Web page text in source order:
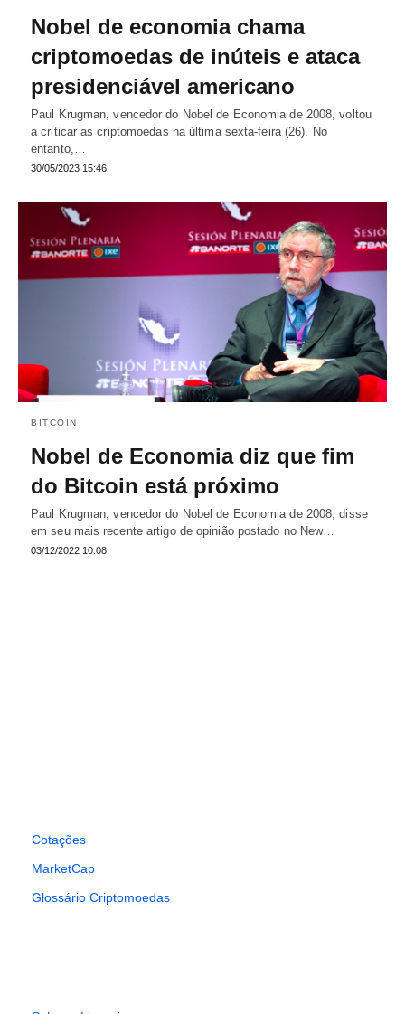
Nobel de economia chama
criptomoedas de inúteis e ataca
presidenciável americano
Paul Krugman, vencedor do Nobel de Economia de 2008, voltou
a criticar as criptomoedas na última sexta-feira (26). No
entanto,…
30/05/2023 15:46
BITCOIN
Nobel de Economia diz que fim
do Bitcoin está próximo
Paul Krugman, vencedor do Nobel de Economia de 2008, disse
em seu mais recente artigo de opinião postado no New…
03/12/2022 10:08
Cotações
MarketCap
Glossário Criptomoedas